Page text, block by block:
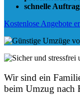
schnelle
Kostenlose Angebote
Wir sind ein
beim Umzug nach